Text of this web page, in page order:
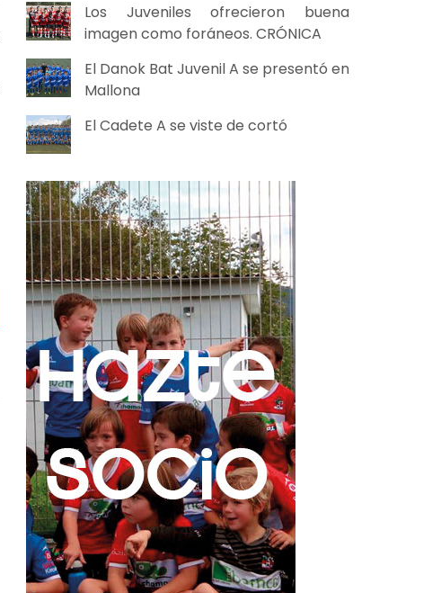
Los Juveniles ofrecieron buena
imagen como foráneos. CRÓNICA
El Danok Bat Juvenil A se presentó en
Mallona
El Cadete A se viste de cortó